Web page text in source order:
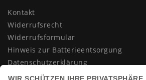
Kontakt
Widerrufsrecht
Widerrufsformular
Hinweis zur Batterieentsorgung
Datenschutzerklärung
AGB